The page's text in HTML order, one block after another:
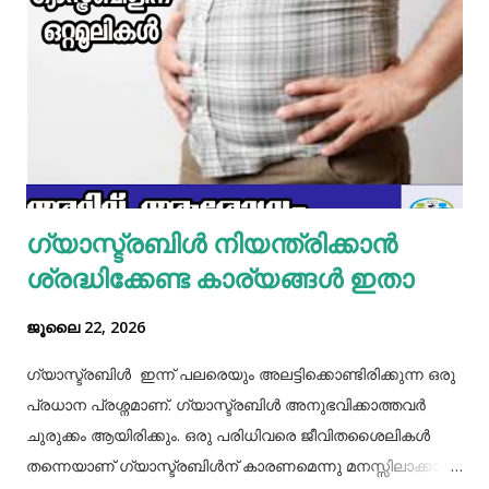
മിക്സിയുടെ ജാറിലേക്ക് മുട്ട, മൈദ, വെള്ളം പാകത്തിന് ഉപ്പ്
എന്നിവ ചേർത്ത് നന്നായിട്ട് അടിച്ചെടുക്കാം. ഇനി ഒരു പാനിൽ
മാവൊഴിച്ചു ദോശ ചുട്ടെടുക്കാം. ഇനി ഒരു പാത്രത്തിൽ മുട്ട
പൊട്ടിച്ച് ഒഴിക്കാം കൂടെത്തന്നെ പാൽ, കുരുമുളകുപൊടി, ഉപ്പ്,
മല്ലിയില എന്നിവ ചേർത്തൊരു മിക്സ്‌ തയാറാക്കാം. ഇനി
ഒരു പാനിൽ കുറച്ച് നെയ്യ് തടവിയ ശേഷം അതിൽ തയാ...
ഗ്യാസ്ട്രബിൾ നിയന്ത്രിക്കാൻ
ശ്രദ്ധിക്കേണ്ട കാര്യങ്ങൾ ഇതാ
ജൂലൈ 22, 2026
ഗ്യാസ്ട്രബിൾ ഇന്ന് പലരെയും അലട്ടിക്കൊണ്ടിരിക്കുന്ന ഒരു
പ്രധാന പ്രശ്നമാണ്. ഗ്യാസ്ട്രബിൾ അനുഭവിക്കാത്തവർ
ചുരുക്കം ആയിരിക്കും. ഒരു പരിധിവരെ ജീവിതശൈലികൾ
തന്നെയാണ് ഗ്യാസ്ട്രബിൾന് കാരണമെന്നു മനസ്സിലാക്കാം.